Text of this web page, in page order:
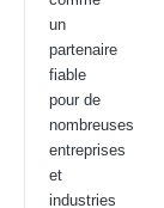
un
partenaire
fiable
pour de
nombreuses
entreprises
et
industries